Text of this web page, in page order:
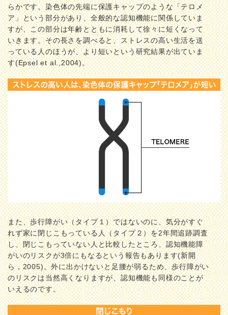
らかです。染色体の先端に保護キャップのような「テロメ
ア」という部分があり、全般的な認知機能に関係していま
すが、この部分は年齢とともに消耗して徐々に短くなって
いきます。その長さを調べると、ストレスの高い生活を送
っている人のほうが、より短いという研究結果が出ていま
す(Epsel et al.,2004)。
また、歩行障がい（タイプ１）ではないのに、気分がすぐ
れず家に閉じこもっている人（タイプ２）を2年間追跡調査
し、閉じこもっていない人と比較したところ、認知機能障
がいのリスクが3倍にもなるという報告もあります(新開
ら，2005)。外に出かけないと足腰が弱るため、歩行障がい
のリスクは当然高くなりますが、認知機能も同様のことが
いえるのです。